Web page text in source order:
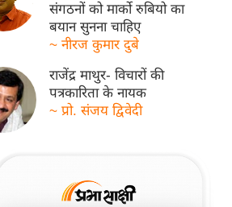
संगठनों को मार्को रुबियो का
बयान सुनना चाहिए
~ नीरज कुमार दुबे
राजेंद्र माथुर- विचारों की
पत्रकारिता के नायक
~ प्रो. संजय द्विवेदी